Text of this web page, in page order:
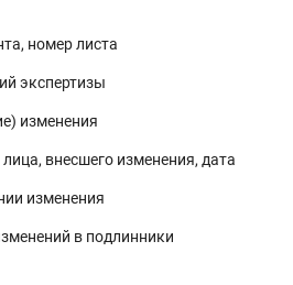
номер листа
экспертизы
изменения
внесшего изменения, дата
изменения
в подлинники